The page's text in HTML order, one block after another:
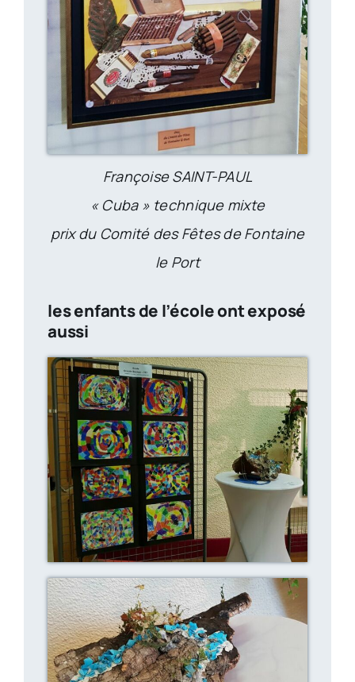
Françoise SAINT-PAUL
« Cuba » technique mixte
prix du Comité des Fêtes de Fontaine
le Port
les enfants de l’école ont exposé
aussi